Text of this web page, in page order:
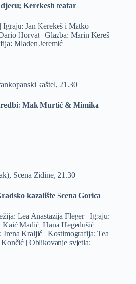
Kerekesh teatar
Igraju: Jan Kerekeš i Matko
Horvat | Glazba: Marin Kereš
Mladen Jeremić
kaštel, 21.30
Mak Murtić & Mimika
Scena Zidine, 21.30
kazalište Scena Gorica
Lea Anastazija Fleger | Igraju:
Kaić Madić, Hana Hegedušić i
Irena Kraljić | Kostimografija: Tea
| Oblikovanje svjetla: